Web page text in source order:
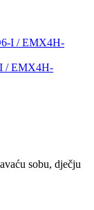
/ EMX4H-
sobu, dječju